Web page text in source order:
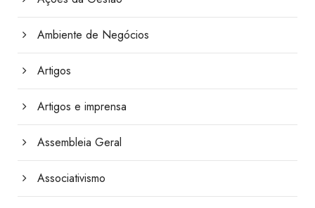
Ambiente de Negócios
Artigos
Artigos e imprensa
Assembleia Geral
Associativismo